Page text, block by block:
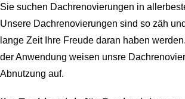
Sie suchen Dachrenovierungen in
Unsere Dachrenovierungen sind so zäh
lange Zeit Ihre Freude daran haben
der Anwendung weisen unsre
Abnutzung auf.